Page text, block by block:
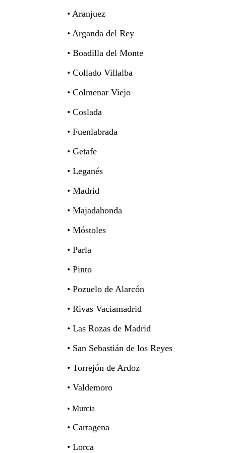
• Aranjuez
• Arganda del Rey
• Boadilla del Monte
• Collado Villalba
• Colmenar Viejo
• Coslada
• Fuenlabrada
• Getafe
• Leganés
• Madrid
• Majadahonda
• Móstoles
• Parla
• Pinto
• Pozuelo de Alarcón
• Rivas Vaciamadrid
• Las Rozas de Madrid
• San Sebastián de los Reyes
• Torrejón de Ardoz
• Valdemoro
• Murcia
• Cartagena
• Lorca